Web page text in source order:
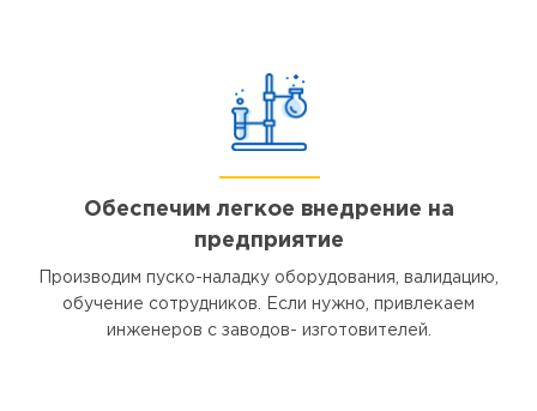
Обеспечим легкое внедрение на
предприятие
Производим пуско-наладку оборудования, валидацию,
обучение сотрудников. Если нужно, привлекаем
инженеров с заводов- изготовителей.